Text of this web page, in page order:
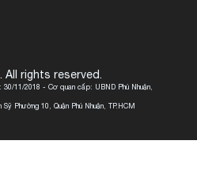
rights reserved.
11/2018 - Cơ quan cấp: UBND Phú Nhuận,
Phường 10, Quận Phú Nhuận, TP.HCM